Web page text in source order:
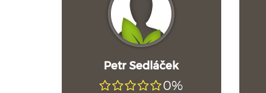
Petr Sedláček
0%